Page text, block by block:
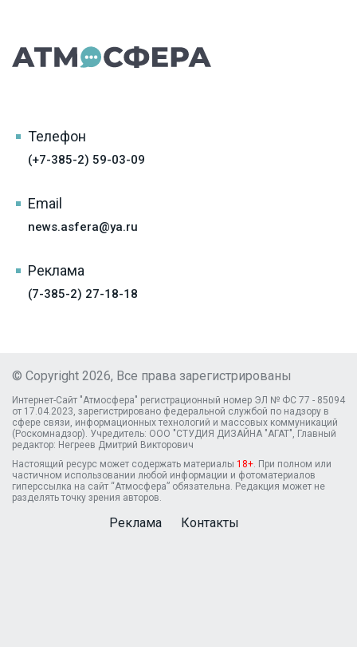
Телефон
(+7-385-2) 59-03-09
Email
news.asfera@ya.ru
Реклама
(7-385-2) 27-18-18
© Copyright 2026, Все права зарегистрированы
Интернет-Сайт "Атмосфера" регистрационный номер ЭЛ № ФС 77 - 85094
от 17.04.2023, зарегистрировано федеральной службой по надзору в
сфере связи, информационных технологий и массовых коммуникаций
(Роскомнадзор). Учредитель: ООО "СТУДИЯ ДИЗАЙНА "АГАТ", Главный
редактор: Негреев Дмитрий Викторович
Настоящий ресурс может содержать материалы 18+. При полном или
частичном использовании любой информации и фотоматериалов
гиперссылка на сайт “Атмосфера” обязательна. Редакция может не
разделять точку зрения авторов.
Реклама Контакты